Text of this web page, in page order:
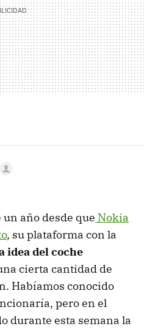
un año desde que Nokia
, su plataforma con la
idea del coche
cierta cantidad de
Habíamos conocido
pero en el
durante esta semana la